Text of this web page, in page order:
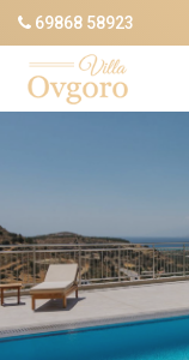
69868 58923